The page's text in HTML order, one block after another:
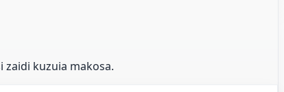
kuzuia makosa.